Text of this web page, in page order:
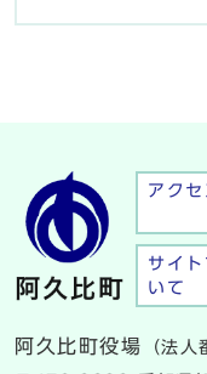
アク
サイ
いて
阿久比町役場
（法